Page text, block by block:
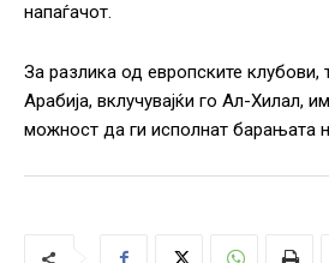
напаѓачот.
За разлика од европските
Арабија, вклучувајќи го Ал-Хилал,
можност да ги исполнат барањата